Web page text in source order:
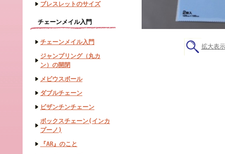
ブレスレットのサイズ
チェーンメイル入門
チェーンメイル入門
ジャンプリング（丸カ
ン）の開閉
メビウスボール
ダブルチェーン
ビザンチンチェーン
ボックスチェーン(インカ
プーノ)
『AR』のこと
拡大表示